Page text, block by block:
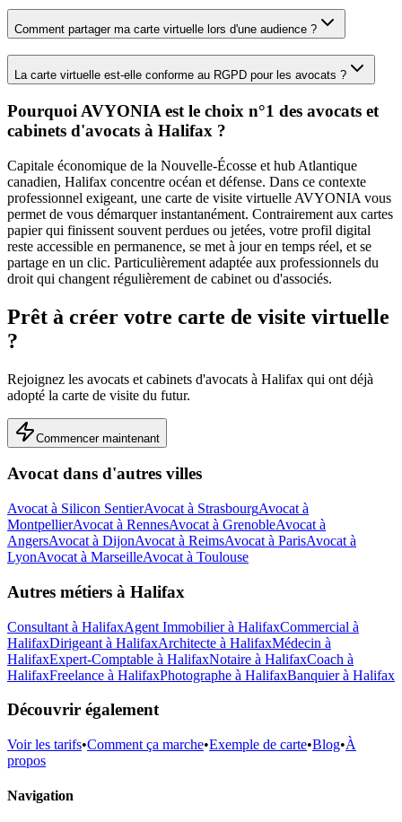
Comment partager ma carte virtuelle lors d'une audience ?
La carte virtuelle est-elle conforme au RGPD pour les avocats ?
Pourquoi AVYONIA est le choix n°1 des avocats et
cabinets d'avocats à Halifax ?
Capitale économique de la Nouvelle-Écosse et hub Atlantique
canadien, Halifax concentre océan et défense. Dans ce contexte
professionnel exigeant, une carte de visite virtuelle AVYONIA vous
permet de vous démarquer instantanément. Contrairement aux cartes
papier qui finissent souvent perdues ou jetées, votre profil digital
reste accessible en permanence, se met à jour en temps réel, et se
partage en un clic. Particulièrement adaptée aux professionnels du
droit qui changent régulièrement de cabinet ou d'associés.
Prêt à créer votre carte de visite virtuelle
?
Rejoignez les avocats et cabinets d'avocats à Halifax qui ont déjà
adopté la carte de visite du futur.
Commencer maintenant
Avocatdans d'autres villes
Avocat à Silicon SentierAvocat à StrasbourgAvocat à
MontpellierAvocat à RennesAvocat à GrenobleAvocat à
AngersAvocat à DijonAvocat à ReimsAvocat à ParisAvocat à
LyonAvocat à MarseilleAvocat à Toulouse
Autres métiers à Halifax
Consultant à HalifaxAgent Immobilierà HalifaxCommercial à
HalifaxDirigeant à HalifaxArchitecte à HalifaxMédecin à
HalifaxExpert-Comptable à HalifaxNotaire à HalifaxCoach à
HalifaxFreelance à HalifaxPhotographe à HalifaxBanquierà Halifax
Découvrir également
Voir les tarifs•Comment ça marche•Exemple de carte•Blog•À
propos
Navigation